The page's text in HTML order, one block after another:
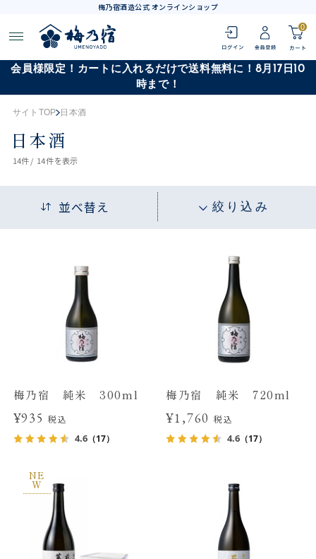
梅乃宿酒造公式 オンラインショップ
0
会員様限定！カートに入れるだけで送料無料に！8月17日10
時まで！
サイトTOP 日本酒
日本酒
14件 / 14件を表示
並べ替え 絞り込み
梅乃宿 純米 300ml
¥935税込
4.6（17）
梅乃宿 純米 720ml
¥1,760 税込
4.6 （17）
NE
W